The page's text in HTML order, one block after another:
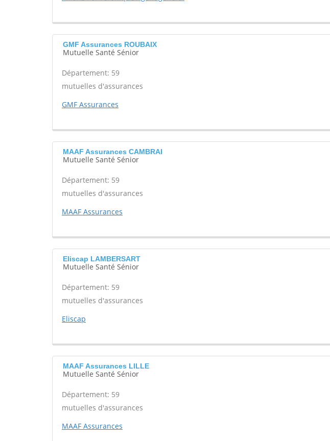
GMF Assurances ROUBAIX
Mutuelle Santé Sénior
Département: 59
mutuelles d'assurances
GMF Assurances
MAAF Assurances CAMBRAI
Mutuelle Santé Sénior
Département: 59
mutuelles d'assurances
MAAF Assurances
Eliscap LAMBERSART
Mutuelle Santé Sénior
Département: 59
mutuelles d'assurances
Eliscap
MAAF Assurances LILLE
Mutuelle Santé Sénior
Département: 59
mutuelles d'assurances
MAAF Assurances